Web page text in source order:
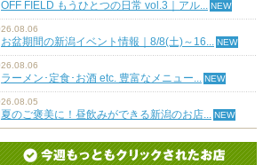
OFF FIELD もうひとつの日常 vol.3｜アル...
お盆期間の新潟イベント情報｜8/8(土)～16...
ラーメン･定食･お酒 etc. 豊富なメニュー...
夏のご褒美に！昼飲みができる新潟のお店...